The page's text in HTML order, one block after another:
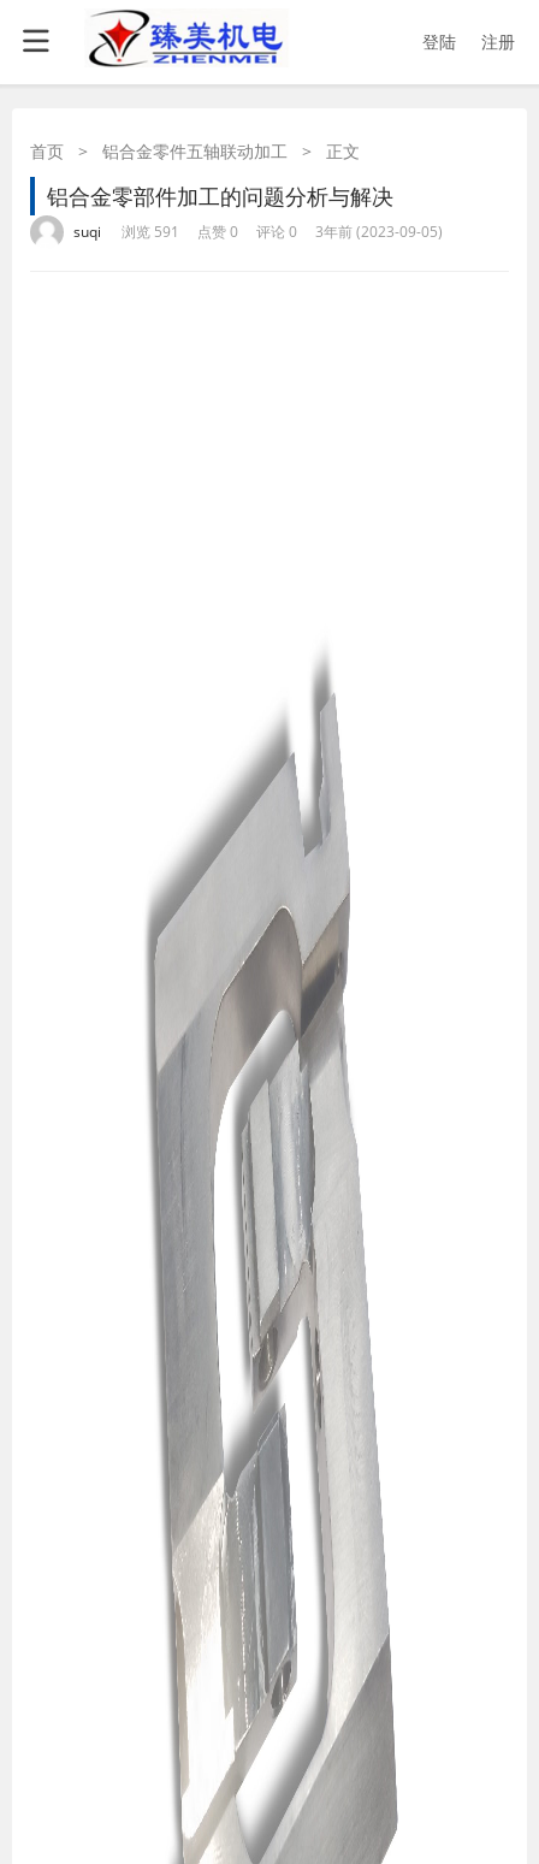
登陆 注册
首页 > 铝合金零件五轴联动加工 > 正文
铝合金零部件加工的问题分析与解决
suqi 浏览 591 点赞 0 评论 0 3年前 (2023-09-05)